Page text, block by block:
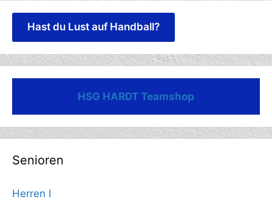
Hast du Lust auf Handball?
HSG HARDT Teamshop
Senioren
Herren I